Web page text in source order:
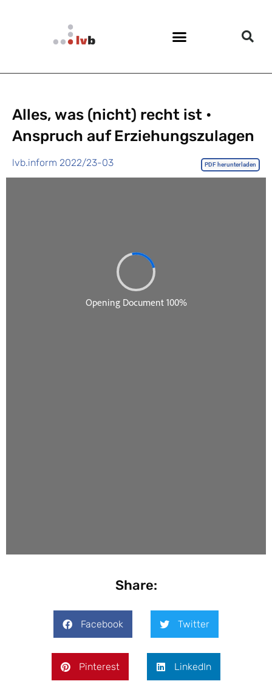
Alles, was (nicht) recht ist •
Anspruch auf Erziehungszulagen
lvb.inform 2022/23-03 PDF herunterladen
Share:
Facebook Twitter
Pinterest LinkedIn